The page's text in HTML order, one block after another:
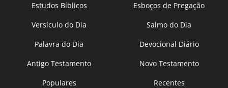
Estudos Bíblicos
Esboços de Pregação
Versículo do Dia
Salmo do Dia
Palavra do Dia
Devocional Diário
Antigo Testamento
Novo Testamento
Populares
Recentes